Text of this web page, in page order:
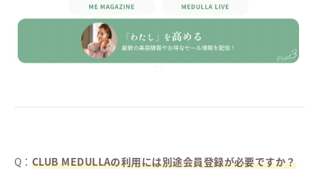
Q： CLUB MEDULLAの利用には別途会員登録が必要ですか？